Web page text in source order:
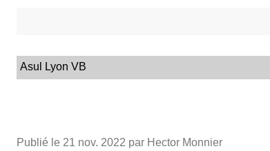
Asul Lyon VB
Publié le 21 nov. 2022 par Hector Monnier